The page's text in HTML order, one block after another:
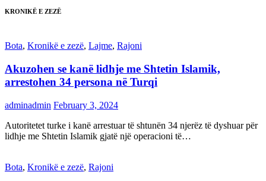
KRONIKË E ZEZË
Bota, Kronikë e zezë, Lajme, Rajoni
Akuzohen se kanë lidhje me Shtetin Islamik,
arrestohen 34 persona në Turqi
adminadmin February 3, 2024
Autoritetet turke i kanë arrestuar të shtunën 34 njerëz të dyshuar për
lidhje me Shtetin Islamik gjatë një operacioni të…
Bota, Kronikë e zezë, Rajoni